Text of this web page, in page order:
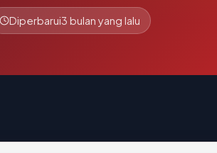
Diperbarui3 bulan yang lalu